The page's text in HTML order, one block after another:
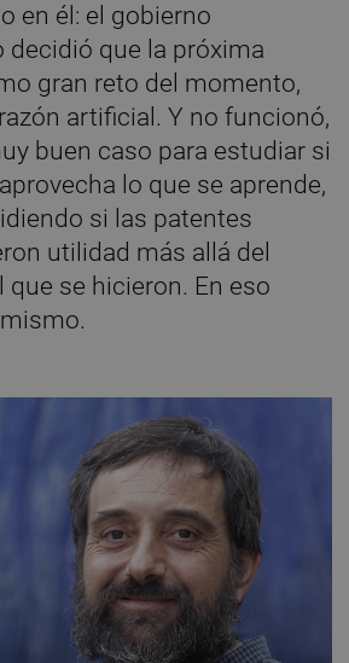
en él: el gobierno
decidió que la próxima
gran reto del momento,
artificial. Y no funcionó,
buen caso para estudiar si
lo que se aprende,
si las patentes
utilidad más allá del
que se hicieron. En eso